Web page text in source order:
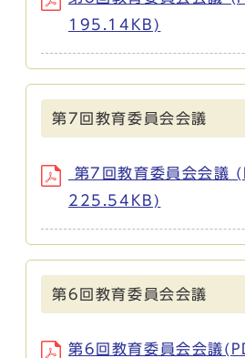
195.14KB)
第7回教育委員会会議
第7回教育委員会会議
225.54KB)
第6回教育委員会会議
第6回教育委員会会議